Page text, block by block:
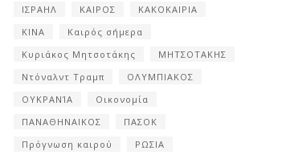
ΙΣΡΑΗΛ
ΚΑΙΡΟΣ
ΚΑΚΟΚΑΙΡΙΑ
ΚΙΝΑ
Καιρός σήμερα
Κυριάκος Μητσοτάκης
ΜΗΤΣΟΤΑΚΗΣ
Ντόναλντ Τραμπ
ΟΛΥΜΠΙΑΚΟΣ
ΟΥΚΡΑΝΊΑ
Οικονομία
ΠΑΝΑΘΗΝΑΙΚΟΣ
ΠΑΣΟΚ
Πρόγνωση καιρού
ΡΩΣΙΑ